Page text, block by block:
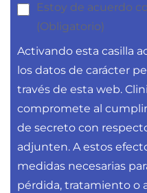
Estoy de acuerdo
(Obligatorio)
Activando esta casilla
los datos de carácter
través de esta web.
compromete al
de secreto con
adjunten. A estos
medidas necesarias
pérdida, tratamiento o